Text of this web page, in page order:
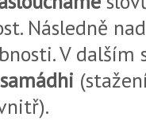
Následně
V
samádhi